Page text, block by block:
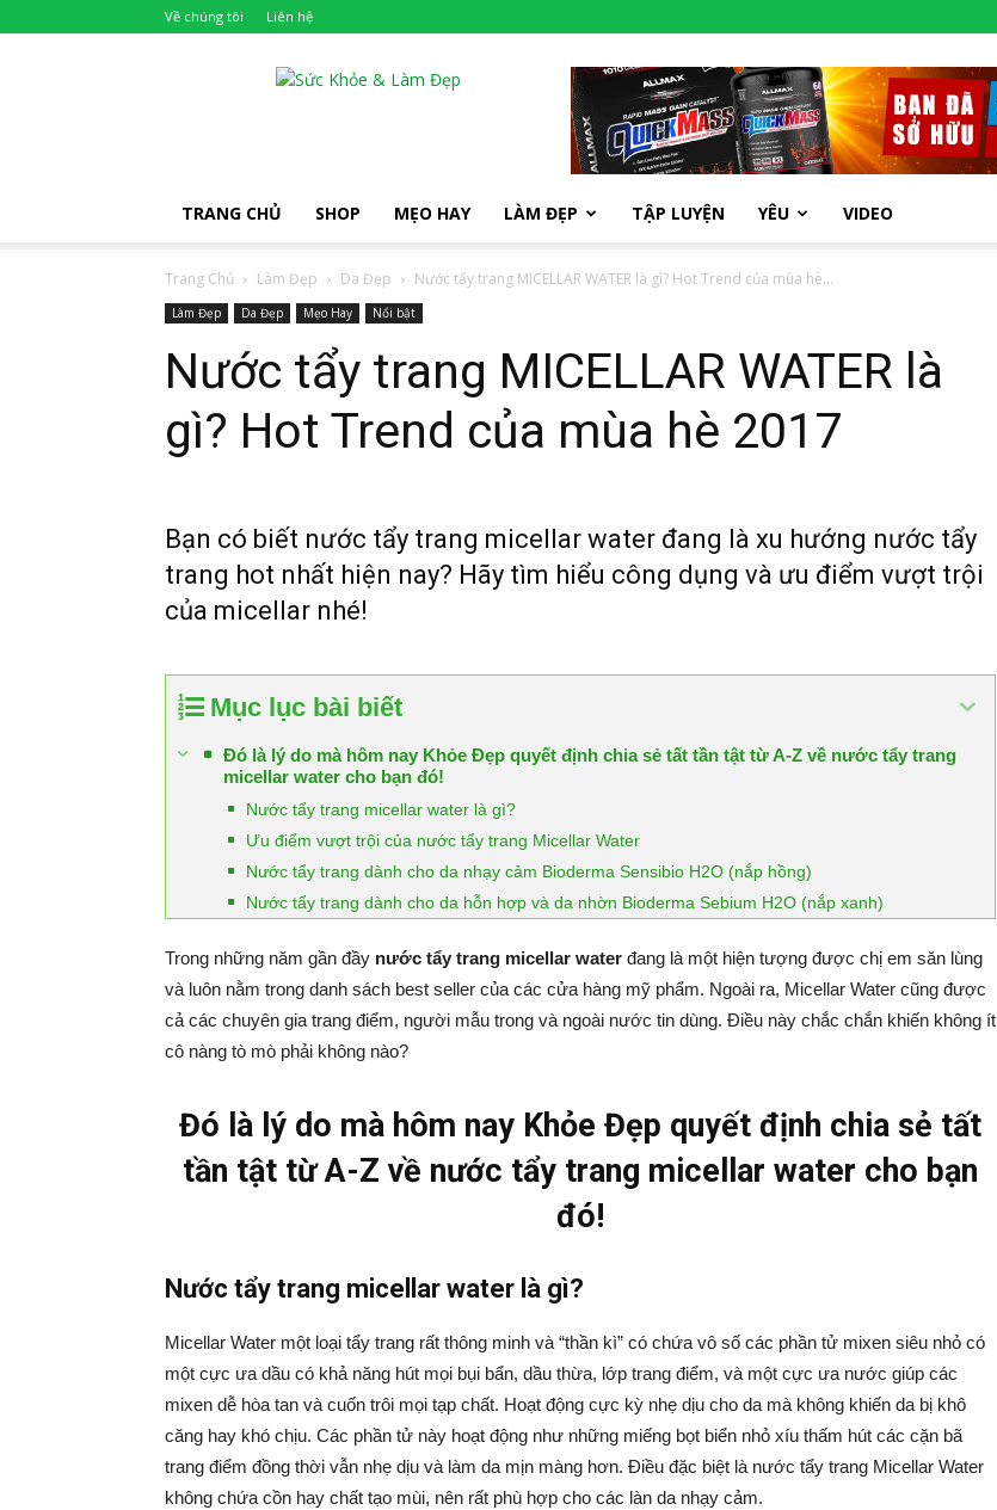
Về chúng tôi Liên hệ
TRANG CHỦ SHOP MẸO HAY LÀM ĐẸP TẬP LUYỆN YÊU VIDEO
Trang Chủ Làm Đẹp Da Đẹp Nước tẩy trang MICELLAR WATER là gì? Hot Trend của mùa hè...
Làm Đẹp Da Đẹp Mẹo Hay Nổi bật
Nước tẩy trang MICELLAR WATER là
gì? Hot Trend của mùa hè 2017
Bạn có biết nước tẩy trang micellar water đang là xu hướng nước tẩy
trang hot nhất hiện nay? Hãy tìm hiểu công dụng và ưu điểm vượt trội
của micellar nhé!
Mục lục bài biết
Đó là lý do mà hôm nay Khỏe Đẹp quyết định chia sẻ tất tần tật từ A-Z về nước tẩy trang
micellar water cho bạn đó!
Nước tẩy trang micellar water là gì?
Ưu điểm vượt trội của nước tẩy trang Micellar Water
Nước tẩy trang dành cho da nhạy cảm Bioderma Sensibio H2O (nắp hồng)
Nước tẩy trang dành cho da hỗn hợp và da nhờn Bioderma Sebium H2O (nắp xanh)
Trong những năm gần đầy nước tẩy trang micellar water đang là một hiện tượng được chị em săn lùng
và luôn nằm trong danh sách best seller của các cửa hàng mỹ phẩm. Ngoài ra, Micellar Water cũng được
cả các chuyên gia trang điểm, người mẫu trong và ngoài nước tin dùng. Điều này chắc chắn khiến không ít
cô nàng tò mò phải không nào?
Đó là lý do mà hôm nay Khỏe Đẹp quyết định chia sẻ tất
tần tật từ A-Z về nước tẩy trang micellar water cho bạn
đó!
Nước tẩy trang micellar water là gì?
Micellar Water một loại tẩy trang rất thông minh và “thần kì” có chứa vô số các phần tử mixen siêu nhỏ có
một cực ưa dầu có khả năng hút mọi bụi bẩn, dầu thừa, lớp trang điểm, và một cực ưa nước giúp các
mixen dễ hòa tan và cuốn trôi mọi tạp chất. Hoạt động cực kỳ nhẹ dịu cho da mà không khiến da bị khô
căng hay khó chịu. Các phần tử này hoạt động như những miếng bọt biển nhỏ xíu thấm hút các cặn bã
trang điểm đồng thời vẫn nhẹ dịu và làm da mịn màng hơn. Điều đặc biệt là nước tẩy trang Micellar Water
không chứa cồn hay chất tạo mùi, nên rất phù hợp cho các làn da nhạy cảm.